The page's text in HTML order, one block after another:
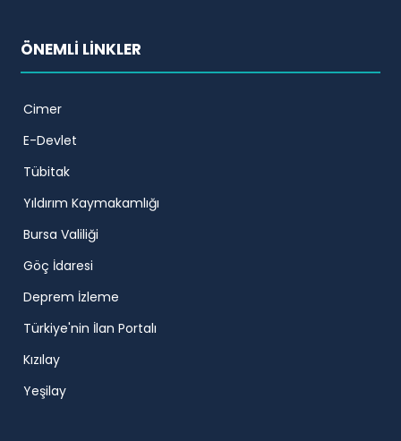
ÖNEMLİ LİNKLER
Cimer
E-Devlet
Tübitak
Yıldırım Kaymakamlığı
Bursa Valiliği
Göç İdaresi
Deprem İzleme
Türkiye'nin İlan Portalı
Kızılay
Yeşilay